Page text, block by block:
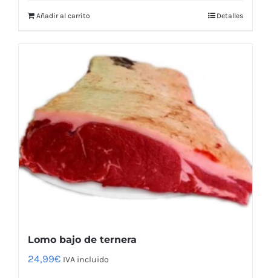
Añadir al carrito Detalles
Lomo bajo de ternera
24,99€ IVA incluido